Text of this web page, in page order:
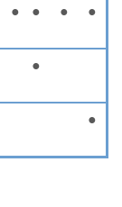
● ● ● ●
●
●